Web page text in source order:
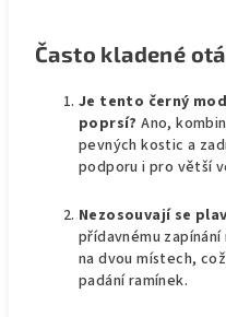
Často kladené
Je tento černý
poprsí?Ano,
pevných kostic a
podporu i pro větší
Nezosouvají se
přídavnému
na dvou místech,
padání ramínek.